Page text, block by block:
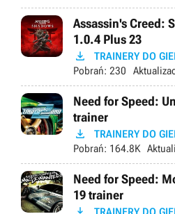
Assassin's Creed:
1.0.4 Plus 23
 TRAINERY DO
Pobrań: 230
Need for Speed:
trainer
 TRAINERY DO
Pobrań: 164.8K
Need for Speed:
19 trainer